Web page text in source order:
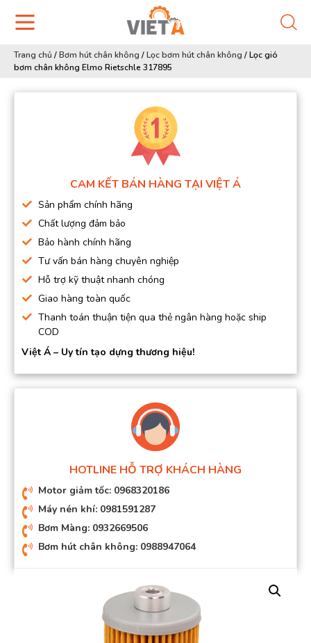
Trang chủ /Bơm hút chân không /Lọc bơm hút chân không /Lọc gió
bơm chân không Elmo Rietschle 317895
CAM KẾT BÁN HÀNG TẠI VIỆT Á
Sản phẩm chính hãng
Chất lượng đảm bảo
Bảo hành chính hãng
Tư vấn bán hàng chuyên nghiệp
Hỗ trợ kỹ thuật nhanh chóng
Giao hàng toàn quốc
Thanh toán thuận tiện qua thẻ ngân hàng hoặc ship
COD
Việt Á – Uy tín tạo dựng thương hiệu!
HOTLINE HỖ TRỢ KHÁCH HÀNG
Motor giảm tốc: 0968320186
Máy nén khí: 0981591287
Bơm Màng: 0932669506
Bơm hút chân không: 0988947064